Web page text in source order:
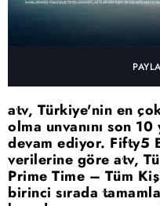
atv, Türkiye'nin en
olma unvanını son
devam ediyor. Fifty5
verilerine göre atv,
Prime Time – Tüm
birinci sırada